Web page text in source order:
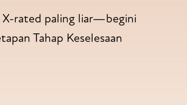
X-rated paling liar—begini
Tahap Keselesaan